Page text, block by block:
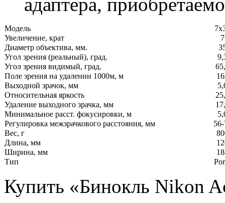
Модель
Увеличение, крат
7
Диаметр объектива, мм.
Угол зрения (реальный), град.
Угол зрения видимый, град.
Поле зрения на удалении 1000м, м
Выходной зрачок, мм
Относительная яркость
Удаление выходного зрачка, мм
Минимальное расст. фокусировки, м
Регулировка межзрачкового расстояния, мм
Вес, г
Длина, мм
Ширина, мм
Тип
Купить «Бинокль Nikon